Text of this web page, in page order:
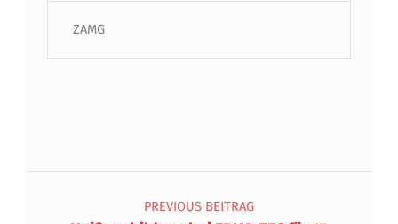
ZAMG
Beitragsnavigation
PREVIOUS BEITRAG